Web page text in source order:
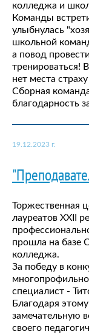
колледжа и
Команды
улыбнулась
школьной
а повод
тренироваться!
нет места
Сборная
благодарность
19.12.2023 г.
Торжественная
лауреатов XXII
прошла на базе
колледжа.
За победу в
специалист -
Благодаря
замечательную
своего